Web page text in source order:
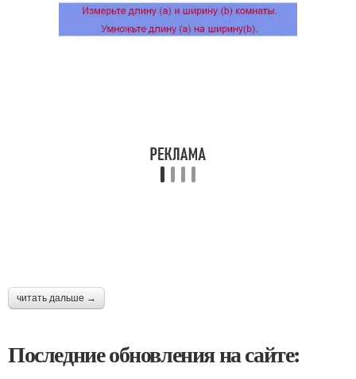
читать дальше →
Последние обновления на сайте: